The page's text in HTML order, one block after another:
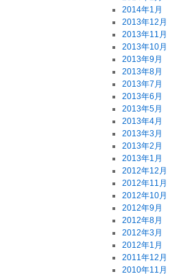
2014年1月
2013年12月
2013年11月
2013年10月
2013年9月
2013年8月
2013年7月
2013年6月
2013年5月
2013年4月
2013年3月
2013年2月
2013年1月
2012年12月
2012年11月
2012年10月
2012年9月
2012年8月
2012年3月
2012年1月
2011年12月
2010年11月